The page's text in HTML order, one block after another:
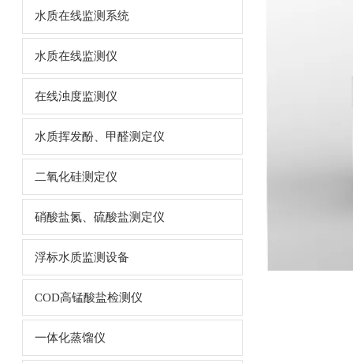
水质在线监测系统
水质在线监测仪
在线浊度监测仪
水质挥发酚、甲醛测定仪
二氧化硅测定仪
硝酸盐氮、硫酸盐测定仪
浮标水质监测设备
COD高锰酸盐检测仪
一体化蒸馏仪